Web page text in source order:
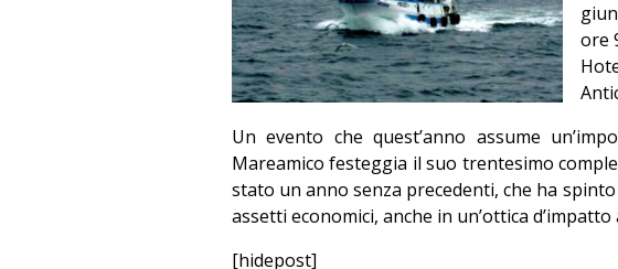
ore
Un evento che quest’anno assume
Mareamico festeggia il suo trentesimo
stato un anno senza precedenti, che ha
assetti economici, anche in un’ottica
[hidepost]